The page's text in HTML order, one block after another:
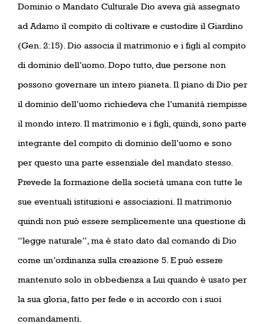
Dominio o Mandato Culturale Dio aveva già assegnato
ad Adamo il compito di coltivare e custodire il Giardino
(Gen. 2:15). Dio associa il matrimonio e i figli al compito
di dominio dell’uomo. Dopo tutto, due persone non
possono governare un intero pianeta. Il piano di Dio per
il dominio dell’uomo richiedeva che l’umanità riempisse
il mondo intero. Il matrimonio e i figli, quindi, sono parte
integrante del compito di dominio dell’uomo e sono
per questo una parte essenziale del mandato stesso.
Prevede la formazione della società umana con tutte le
sue eventuali istituzioni e associazioni. Il matrimonio
quindi non può essere semplicemente una questione di
“legge naturale”, ma è stato dato dal comando di Dio
come un’ordinanza sulla creazione 5. E può essere
mantenuto solo in obbedienza a Lui quando è usato per
la sua gloria, fatto per fede e in accordo con i suoi
comandamenti.